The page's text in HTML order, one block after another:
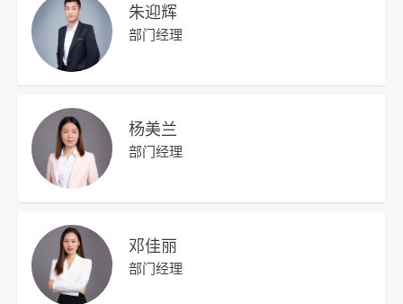
朱迎辉
部门经理
杨美兰
部门经理
邓佳丽
部门经理